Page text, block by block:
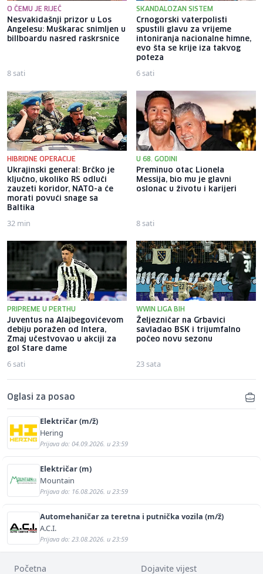
O ČEMU JE RIJEČ
Nesvakidašnji prizor u Los
Angelesu: Muškarac snimljen u
billboardu nasred raskrsnice
8 sati
SKANDALOZAN SISTEM
Crnogorski vaterpolisti
spustili glavu za vrijeme
intoniranja nacionalne himne,
evo šta se krije iza takvog
poteza
6 sati
HIBRIDNE OPERACIJE
Ukrajinski general: Brčko je
ključno, ukoliko RS odluči
zauzeti koridor, NATO-a će
morati povući snage sa
Baltika
32 min
U 68. GODINI
Preminuo otac Lionela
Messija, bio mu je glavni
oslonac u životu i karijeri
8 sati
PRIPREME U PERTHU
Juventus na Alajbegovićevom
debiju poražen od Intera,
Zmaj učestvovao u akciji za
gol Stare dame
6 sati
WWIN LIGA BIH
Željezničar na Grbavici
savladao BSK i trijumfalno
počeo novu sezonu
23 sata
Oglasi za posao
Električar (m/ž)
Hering
Prijava do: 04.09.2026. u 23:59
Električar (m)
Mountain
Prijava do: 16.08.2026. u 23:59
Automehaničar za teretna i putnička vozila (m/ž)
A.C.I.
Prijava do: 23.08.2026. u 23:59
Početna Dojavite vijest